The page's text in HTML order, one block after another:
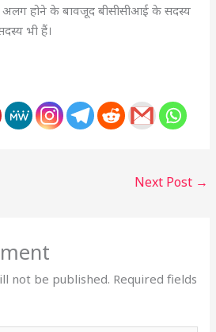
अलग होने के बावजूद बीसीसीआई के सदस्य
भी हैं।
Next Post →
not be published. Required fields